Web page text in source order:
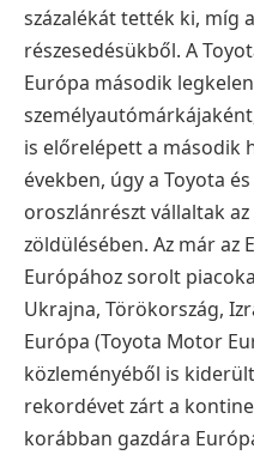
százalékát tették ki, míg
részesedésükből. A
Európa második
is előrelépett a második
években, úgy a Toyota
oroszlánrészt vállaltak
zöldülésében. Az már az
Európához sorolt
Ukrajna, Törökország,
Európa (Toyota Motor
közleményéből is
rekordévet zárt a
korábban gazdára